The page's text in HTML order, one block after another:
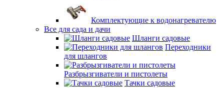
Комплектующие к водонагревателю
Все для сада и дачи
Шланги садовые
Переходники
для шлангов
Разбрызгиватели и пистолеты
Тачки садовые